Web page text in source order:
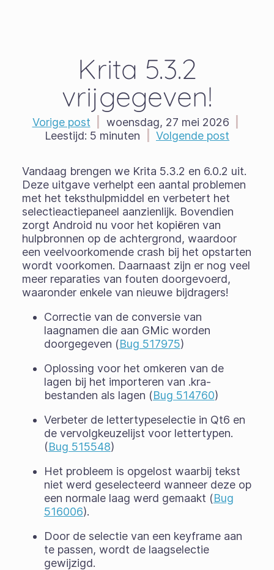
Krita 5.3.2
vrijgegeven!
Vorige post woensdag, 27 mei 2026
Leestijd: 5 minuten Volgende post
Vandaag brengen we Krita 5.3.2 en 6.0.2 uit.
Deze uitgave verhelpt een aantal problemen
met het teksthulpmiddel en verbetert het
selectieactiepaneel aanzienlijk. Bovendien
zorgt Android nu voor het kopiëren van
hulpbronnen op de achtergrond, waardoor
een veelvoorkomende crash bij het opstarten
wordt voorkomen. Daarnaast zijn er nog veel
meer reparaties van fouten doorgevoerd,
waaronder enkele van nieuwe bijdragers!
Correctie van de conversie van
laagnamen die aan GMic worden
doorgegeven (Bug 517975)
Oplossing voor het omkeren van de
lagen bij het importeren van .kra-
bestanden als lagen (Bug 514760)
Verbeter de lettertypeselectie in Qt6 en
de vervolgkeuzelijst voor lettertypen.
(Bug 515548)
Het probleem is opgelost waarbij tekst
niet werd geselecteerd wanneer deze op
een normale laag werd gemaakt (Bug
516006).
Door de selectie van een keyframe aan
te passen, wordt de laagselectie
gewijzigd.